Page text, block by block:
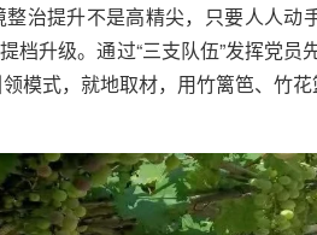
治提升不是高精尖，只要人人动
升级。通过“三支队伍”发挥党
模式，就地取材，用竹篱笆、竹